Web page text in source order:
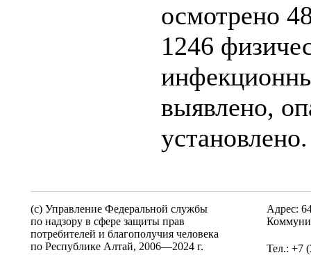
осмотрено
1246
выявлено,
установлено.
(c) Управление Федеральной службы
по надзору в сфере защиты прав
потребителей и благополучия человека
по Республике Алтай, 2006—2024 г.
Адрес:
Тел.: +7